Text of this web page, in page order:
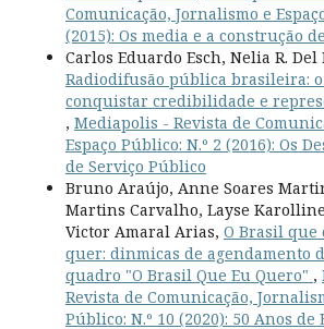
Comunicação, Jornalismo e
(2015): Os media e a construção
Carlos Eduardo Esch, Nelia R. Del
Radiodifusão pública brasileira: o
conquistar credibilidade e
, Mediapolis - Revista de
Espaço Público: N.º 2 (2016): Os
de Serviço Público
Bruno Araújo, Anne Soares
Martins Carvalho, Layse
Victor Amaral Arias, O Brasil que
quer: dinmicas de agendamento
quadro "O Brasil Que Eu Quero" ,
Revista de Comunicação,
Público: N.º 10 (2020): 50 Anos de